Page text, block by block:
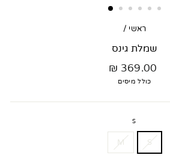
ראשי /
שמלת גינס
מחיר
רגיל
369.00 ₪
כולל מיסים
S
S
M